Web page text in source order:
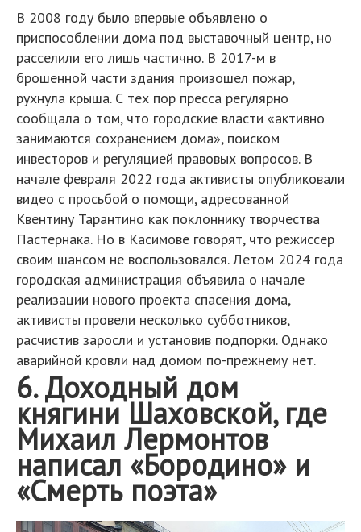
В 2008 году было впервые объявлено о
приспособлении дома под выставочный центр, но
расселили его лишь частично. В 2017-м в
брошенной части здания произошел пожар,
рухнула крыша. С тех пор пресса регулярно
сообщала о том, что городские власти «активно
занимаются сохранением дома», поиском
инвесторов и регуляцией правовых вопросов. В
начале февраля 2022 года активисты опубликовали
видео с просьбой о помощи, адресованной
Квентину Тарантино как поклоннику творчества
Пастернака. Но в Касимове говорят, что режиссер
своим шансом не воспользовался. Летом 2024 года
городская администрация объявила о начале
реализации нового проекта спасения дома,
активисты провели несколько субботников,
расчистив заросли и установив подпорки. Однако
аварийной кровли над домом по-прежнему нет.
6. Доходный дом
княгини Шаховской, где
Михаил Лермонтов
написал «Бородино» и
«Смерть поэта»